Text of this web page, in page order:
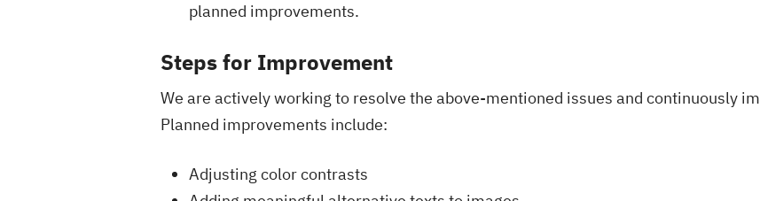
planned improvements.
Steps for Improvement
We are actively working to resolve the above-mentioned issues and continuously
Planned improvements include:
Adjusting color contrasts